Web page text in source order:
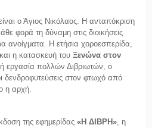
ο Άγιος Νικόλαος. Η ανταπόκριση
φορά τη δύναμη στις διοικήσεις
ανοίγματα. Η ετήσια χοροεσπερίδα,
η κατασκευή του Ξενώνα στον
εργασία πολλών Διβριωτών, ο
δενδροφυτεύσεις στον φτωχό από
η αρχή.
της εφημερίδας «Η ΔΙΒΡΗ», η